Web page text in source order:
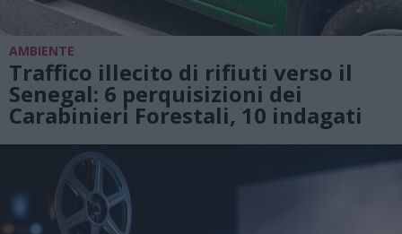
AMBIENTE
Traffico illecito di rifiuti verso il
Senegal: 6 perquisizioni dei
Carabinieri Forestali, 10 indagati